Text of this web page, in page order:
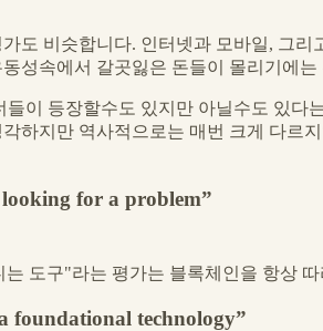
도 비슷합니다. 인터넷과 모바일, 그
성속에서 갈곳잃은 돈들이 몰리기에
들이 등장할수도 있지만 아닐수도 있다
하지만 역사적으로는 매번 크게 다르
for a problem”
도구"라는 평가는 블록체인을 항상
foundational technology”